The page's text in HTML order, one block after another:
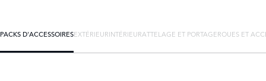
PACKS D'ACCESSOIRESEXTÉRIEURINTÉRIEURATTELAGE ET PORTAGEROUES ET